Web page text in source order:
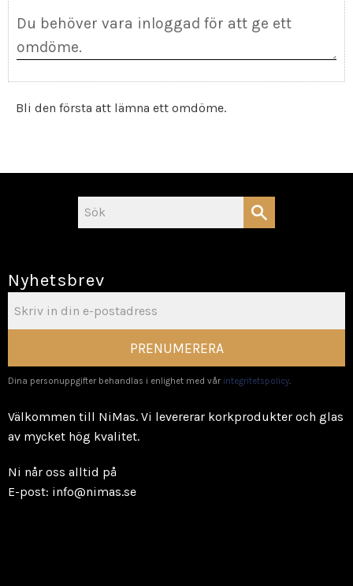
Bli den första att lämna ett omdöme.
Nyhetsbrev
PRENUMERERA
Dina personuppgifter behandlas i enlighet med vår integritetspolicy.
Välkommen till NiMas. Vi levererar korkprodukter och glas
av mycket hög kvalitet.
Ni når oss alltid på
E-post: info@nimas.se